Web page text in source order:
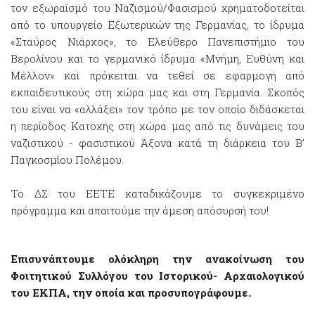
τον εξωραϊσμό του Ναζισμού/Φασισμού χρηματοδοτείται
από το υπουργείο Εξωτερικών της Γερμανίας, το ίδρυμα
«Σταύρος Νιάρχος», το Ελεύθερο Πανεπιστήμιο του
Βερολίνου και το γερμανικό ίδρυμα «Μνήμη, Ευθύνη και
Μέλλον» και πρόκειται να τεθεί σε εφαρμογή από
εκπαιδευτικούς στη χώρα μας και στη Γερμανία. Σκοπός
του είναι να «αλλάξει» τον τρόπο με τον οποίο διδάσκεται
η περίοδος Κατοχής στη χώρα μας από τις δυνάμεις του
ναζιστικού - φασιστικού Άξονα κατά τη διάρκεια του Β’
Παγκοσμίου Πολέμου.
Το ΔΣ του ΕΕΤΕ καταδικάζουμε το συγκεκριμένο
πρόγραμμα και απαιτούμε την άμεση απόσυρσή του!
Επισυνάπτουμε ολόκληρη την ανακοίνωση του
Φοιτητικού Συλλόγου του Ιστορικού- Αρχαιολογικού
του ΕΚΠΑ, την οποία και προσυπογράφουμε.